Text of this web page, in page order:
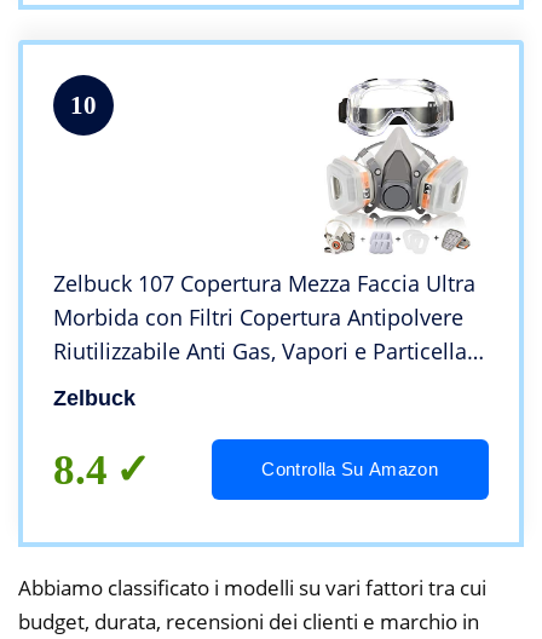
10
Zelbuck 107 Copertura Mezza Faccia Ultra
Morbida con Filtri Copertura Antipolvere
Riutilizzabile Anti Gas, Vapori e Particella
per Verniciatura a Spruzzo, Levigatura,
Zelbuck
8.4 Controlla Su Amazon
Abbiamo classificato i modelli su vari fattori tra cui
budget, durata, recensioni dei clienti e marchio in